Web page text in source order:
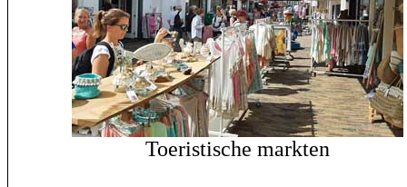
Toeristische markten